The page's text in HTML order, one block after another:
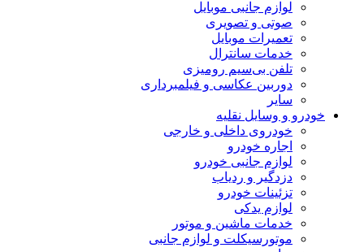
لوازم جانبی موبایل
صوتی و تصویری
تعمیرات موبایل
خدمات سانترال
تلفن بی‌سیم رومیزی
دوربین عکاسی و فیلمبرداری
سایر
خودرو و وسایل نقلیه
خودروی داخلی و خارجی
اجاره خودرو
لوازم جانبی خودرو
دزدگیر و ردیاب
تزئینات خودرو
لوازم یدکی
خدمات ماشین و موتور
موتورسیکلت و لوازم جانبی